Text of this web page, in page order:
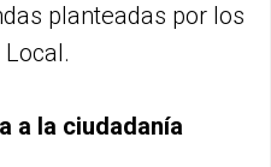
planteadas por los
a la ciudadanía